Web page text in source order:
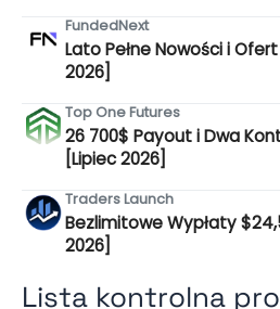
FundedNext
Lato Pełne Nowości i
2026]
Top One Futures
26 700$ Payout i Dwa
[Lipiec 2026]
Traders Launch
Bezlimitowe Wypłaty
2026]
Lista kontrolna